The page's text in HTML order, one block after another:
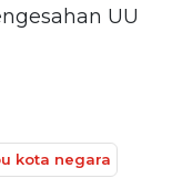
UU
kota negara